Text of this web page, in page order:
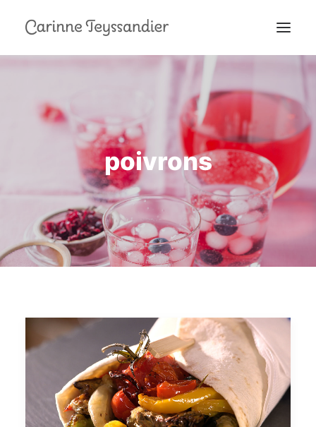
À LA TÉLÉ
PRESTATIONS
EN COULISSES
poivrons